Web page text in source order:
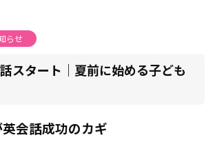
らせ
スタート｜夏前に始める子ども
会話成功のカギ